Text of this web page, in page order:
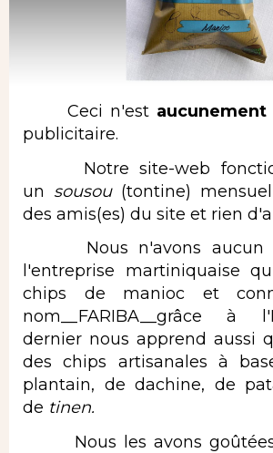
Ceci n'est aucunement
publicitaire.
Notre site-web
un sousou(tontine)
des amis(es) du site et rien
Nous n'avons aucun
l'entreprise martiniquaise
chips de manioc et
nom__FARIBA__grâce à
dernier nous apprend aussi
des chips artisanales à
plantain, de dachine, de
de tinen.
Nous les avons